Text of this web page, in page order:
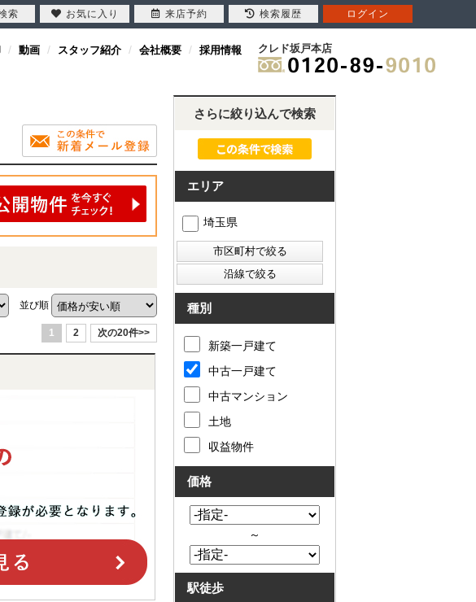
動画 スタッフ紹介 会社概要 採用情報 クレド坂戸本店
並び順
1 2 次の20件>>
さらに絞り込んで検索
エリア
埼玉県
種別
新築一戸建て
中古一戸建て
中古マンション
土地
収益物件
価格
～
駅徒歩
索 お気に入り 来店予約 検索履歴 ログイン